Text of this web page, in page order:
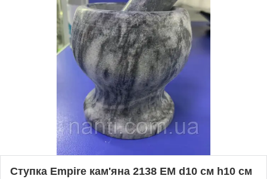
Ступка Empire кам'яна 2138 EM d10 см h10 см